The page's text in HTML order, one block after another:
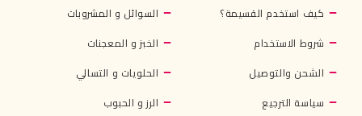
كيف استخدم القسيمة؟
شروط الاستخدام
الشحن والتوصيل
سياسة الترجيع
السوائل و المشروبات
الخبز و المعجنات
الحلويات و التسالي
الرز و الحبوب